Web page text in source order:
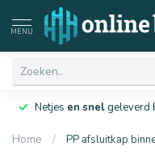
MENU
Netjes en snelgeleverd
Home / PP afsluitkap